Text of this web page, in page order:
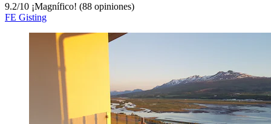
9.2/10 ¡Magnífico! (88 opiniones)
FE Gisting